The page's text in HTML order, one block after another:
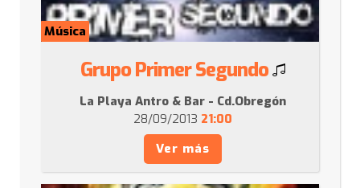
Música
Grupo Primer Segundo
La Playa Antro & Bar - Cd.Obregón
28/09/2013 21:00
Ver más